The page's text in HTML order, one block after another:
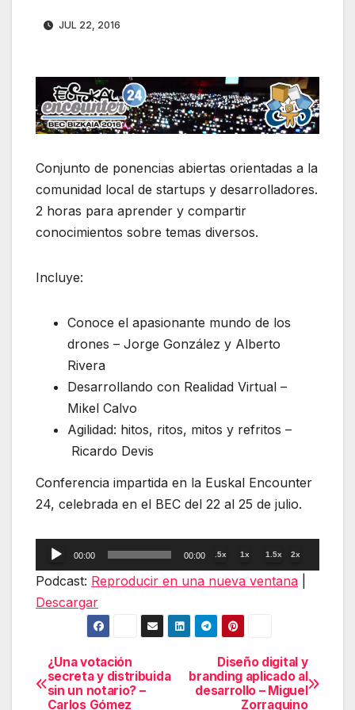
JUL 22, 2016
Conjunto de ponencias abiertas orientadas a la
comunidad local de startups y desarrolladores.
2 horas para aprender y compartir
conocimientos sobre temas diversos.
Incluye:
Conoce el apasionante mundo de los
drones – Jorge González y Alberto
Rivera
Desarrollando con Realidad Virtual –
Mikel Calvo
Agilidad: hitos, ritos, mitos y refritos –
Ricardo Devis
Conferencia impartida en la Euskal Encounter
24, celebrada en el BEC del 22 al 25 de julio.
Reproductor
de
audio
00:00 00:00 .5x 1x 1.5x 2x
Podcast: Reproducir en una nueva ventana
Descargar
Navegación
de
Diseño digital y
branding aplicado al
desarrollo – Miguel
Zorraquino
¿Una votación
secreta y distribuida
sin un notario? –
Carlos Gómez